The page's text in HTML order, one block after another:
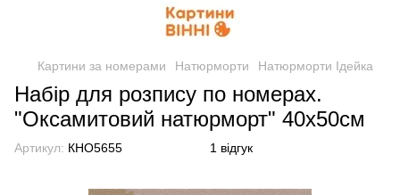
Картини за номерами Натюрморти Натюрморти Ідейка
Набір для розпису по номерах.
"Оксамитовий натюрморт" 40x50см
Артикул: КНО5655 1 відгук